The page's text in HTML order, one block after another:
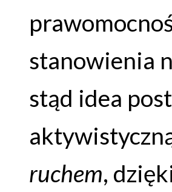
stanowienia
stąd idea
ruchem,